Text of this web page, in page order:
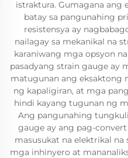
istraktura. Gumagana ang
batay sa pangunahing
resistensya ay
nailagay sa mekanikal na
karaniwang mga opsyon
pasadyang strain gauge ay
matugunan ang eksaktong
ng kapaligiran, at mga
hindi kayang tugunan ng
Ang pangunahing
gauge ay ang pag-
masusukat na elektrikal na
mga inhinyero at